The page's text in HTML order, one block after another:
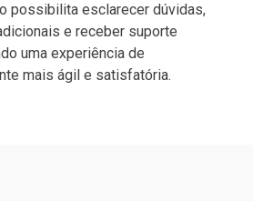
possibilita esclarecer dúvidas,
e receber suporte
uma experiência de
mais ágil e satisfatória.